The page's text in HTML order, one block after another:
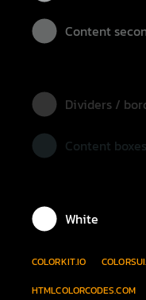
Content
Dividers /
Content boxes
White
COLORKIT.IO
HTMLCOLORCODES.COM